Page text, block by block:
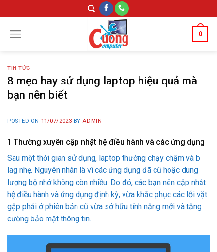
to
content
0
TIN TỨC
8 mẹo hay sử dụng laptop hiệu quả mà
bạn nên biết
POSTED ON 11/07/2023 BY ADMIN
1 Thường xuyên cập nhật hệ điều hành và các ứng dụng
Sau một thời gian sử dụng, laptop thường chạy chậm và bị
lag nhẹ. Nguyên nhân là vì các ứng dụng đã cũ hoặc dung
lượng bộ nhớ không còn nhiều. Do đó, các bạn nên cập nhật
hệ điều hành và ứng dụng định kỳ, vừa khắc phục các lỗi vặt
gặp phải ở phiên bản cũ vừa sở hữu tính năng mới và tăng
cường bảo mật thông tin.